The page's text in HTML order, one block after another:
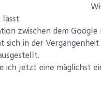
zwischen dem Google
sich in der Vergangenheit
ich jetzt eine mäglichst